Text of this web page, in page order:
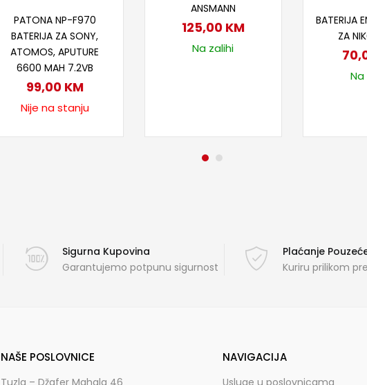
PATONA NP-F970
BATERIJA ZA SONY,
ATOMOS, APUTURE
6600 MAH 7.2VB
99,00 KM
Nije na stanju
ANSMANN
125,00 KM
Na zalihi
BATERIJA
ZA
Na
Sigurna Kupovina
Garantujemo potpunu sigurnost
Plaćanje
Kuriru prilikom
NAŠE POSLOVNICE NAVIGACIJA